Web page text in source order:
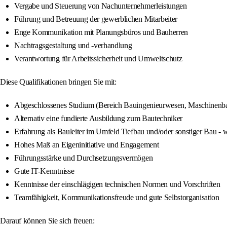
Vergabe und Steuerung von Nachunternehmerleistungen
Führung und Betreuung der gewerblichen Mitarbeiter
Enge Kommunikation mit Planungsbüros und Bauherren
Nachtragsgestaltung und -verhandlung
Verantwortung für Arbeitssicherheit und Umweltschutz
Diese Qualifikationen bringen Sie mit:
Abgeschlossenes Studium (Bereich Bauingenieurwesen,
Alternativ eine fundierte Ausbildung zum Bautechniker
Erfahrung als Bauleiter im Umfeld Tiefbau und/oder sonstiger Bau -
Hohes Maß an Eigeninitiative und Engagement
Führungsstärke und Durchsetzungsvermögen
Gute IT-Kenntnisse
Kenntnisse der einschlägigen technischen Normen und Vorschriften
Teamfähigkeit, Kommunikationsfreude und gute Selbstorganisation
Darauf können Sie sich freuen: